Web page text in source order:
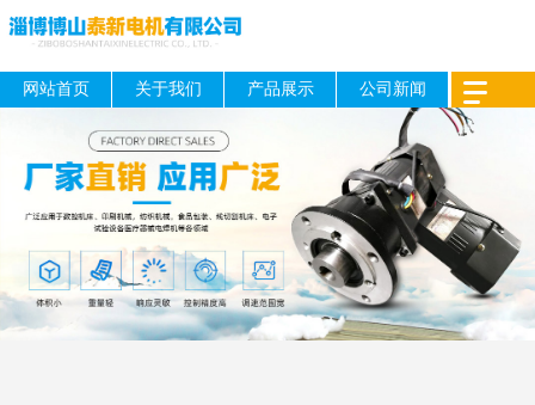
网站首页 关于我们 产品展示 公司新闻